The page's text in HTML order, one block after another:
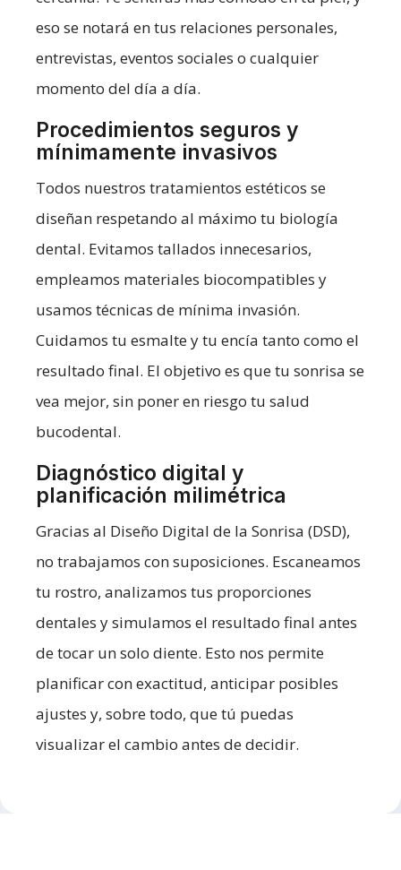
eso se notará en tus relaciones personales,
entrevistas, eventos sociales o cualquier
momento del día a día.
Procedimientos seguros y
mínimamente invasivos
Todos nuestros tratamientos estéticos se
diseñan respetando al máximo tu biología
dental. Evitamos tallados innecesarios,
empleamos materiales biocompatibles y
usamos técnicas de mínima invasión.
Cuidamos tu esmalte y tu encía tanto como el
resultado final. El objetivo es que tu sonrisa se
vea mejor, sin poner en riesgo tu salud
bucodental.
Diagnóstico digital y
planificación milimétrica
Gracias al Diseño Digital de la Sonrisa (DSD),
no trabajamos con suposiciones. Escaneamos
tu rostro, analizamos tus proporciones
dentales y simulamos el resultado final antes
de tocar un solo diente. Esto nos permite
planificar con exactitud, anticipar posibles
ajustes y, sobre todo, que tú puedas
visualizar el cambio antes de decidir.